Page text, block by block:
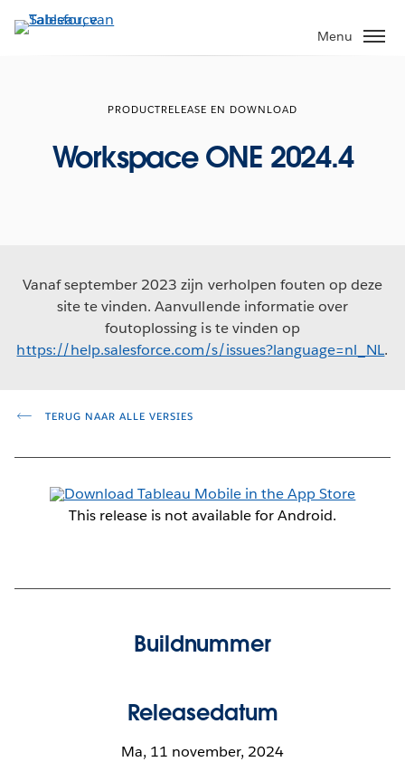
Verder
naar
Menu
PRODUCTRELEASE EN DOWNLOAD
Workspace ONE 2024.4
Vanaf september 2023 zijn verholpen fouten op deze
site te vinden. Aanvullende informatie over
foutoplossing is te vinden op
https://help.salesforce.com/s/issues?language=nl_NL.
TERUG NAAR ALLE VERSIES
This release is not available for Android.
Buildnummer
Releasedatum
Ma, 11 november, 2024